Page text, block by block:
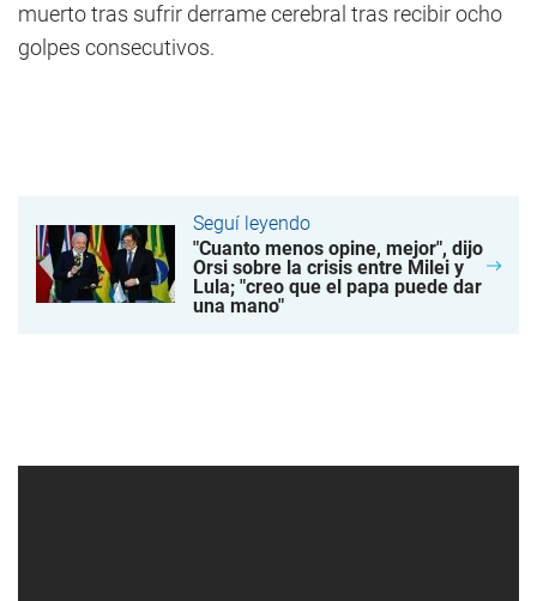
muerto tras sufrir derrame cerebral tras recibir ocho
golpes consecutivos.
Seguí leyendo
"Cuanto menos opine, mejor", dijo
Orsi sobre la crisis entre Milei y
Lula; "creo que el papa puede dar
una mano"